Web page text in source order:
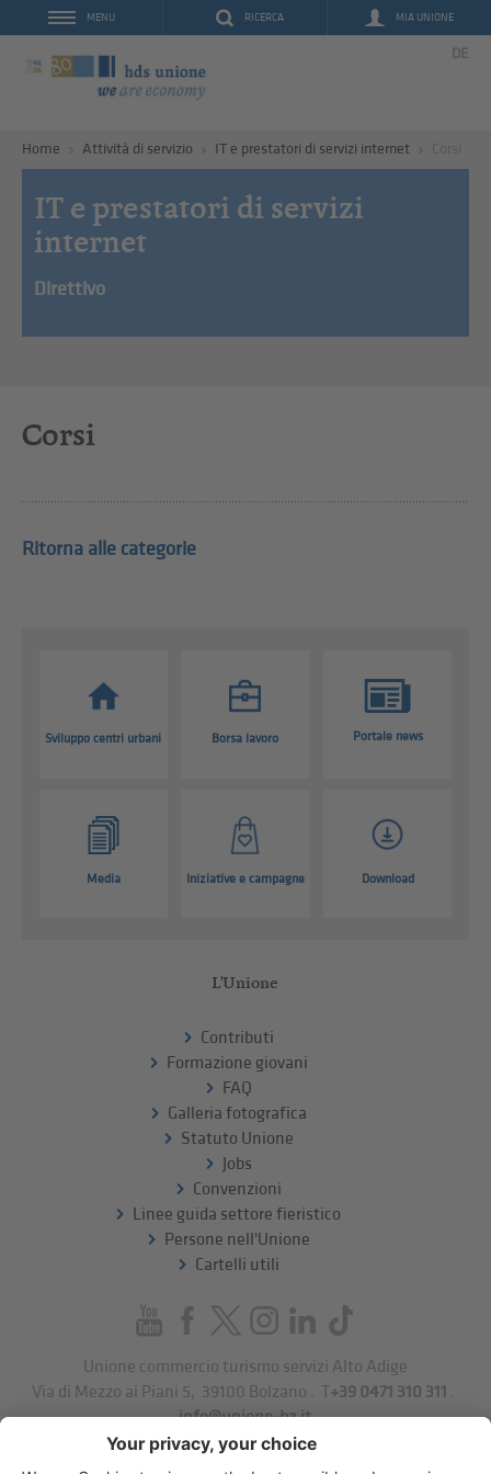
RICERCA MIA UNIONE
MENU
DE
Home Attività di servizio IT e prestatori di servizi internet
IT e prestatori di servizi
internet
Direttivo
Corsi
Ritorna alle categorie
Sviluppo centri urbani Borsa lavoro Portale news
Media Iniziative e campagne Download
L'Unione
Contributi
Formazione giovani
FAQ
Galleria fotografica
Statuto Unione
Jobs
Convenzioni
Linee guida settore fieristico
Persone nell'Unione
Cartelli utili
Unione commercio turismo servizi Alto Adige
Via di Mezzo ai Piani 5
39100 Bolzano . T+39 0471 310 311 .
info@unione-bz.it
Impressum